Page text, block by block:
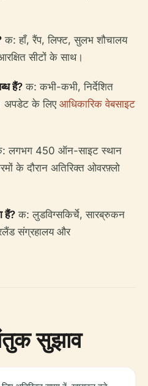
क: हाँ, रैंप, लिफ्ट, सुलभ शौचालय
सीटों के साथ।
हैं? क: कभी-कभी, निर्देशित
अपडेट के लिए आधिकारिक वेबसाइट
लगभग 450 ऑन-साइट स्थान
के दौरान अतिरिक्त ओवरफ़्लो
हैं? क: लुडविग्सकिर्चे, सारब्रुकन
संग्रहालय और
सुझाव